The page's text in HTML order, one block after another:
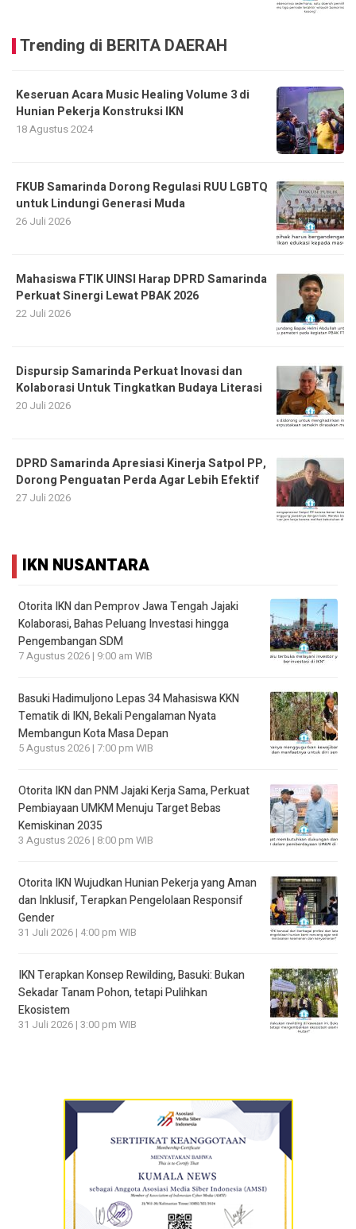
Trending di BERITA DAERAH
Keseruan Acara Music Healing Volume 3 di
Hunian Pekerja Konstruksi IKN
18 Agustus 2024
FKUB Samarinda Dorong Regulasi RUU LGBTQ
untuk Lindungi Generasi Muda
26 Juli 2026
Mahasiswa FTIK UINSI Harap DPRD Samarinda
Perkuat Sinergi Lewat PBAK 2026
22 Juli 2026
Dispursip Samarinda Perkuat Inovasi dan
Kolaborasi Untuk Tingkatkan Budaya Literasi
20 Juli 2026
DPRD Samarinda Apresiasi Kinerja Satpol PP,
Dorong Penguatan Perda Agar Lebih Efektif
27 Juli 2026
IKN NUSANTARA
Otorita IKN dan Pemprov Jawa Tengah Jajaki
Kolaborasi, Bahas Peluang Investasi hingga
Pengembangan SDM
7 Agustus 2026 | 9:00 am WIB
Basuki Hadimuljono Lepas 34 Mahasiswa KKN
Tematik di IKN, Bekali Pengalaman Nyata
Membangun Kota Masa Depan
5 Agustus 2026 | 7:00 pm WIB
Otorita IKN dan PNM Jajaki Kerja Sama, Perkuat
Pembiayaan UMKM Menuju Target Bebas
Kemiskinan 2035
3 Agustus 2026 | 8:00 pm WIB
Otorita IKN Wujudkan Hunian Pekerja yang Aman
dan Inklusif, Terapkan Pengelolaan Responsif
Gender
31 Juli 2026 | 4:00 pm WIB
IKN Terapkan Konsep Rewilding, Basuki: Bukan
Sekadar Tanam Pohon, tetapi Pulihkan
Ekosistem
31 Juli 2026 | 3:00 pm WIB